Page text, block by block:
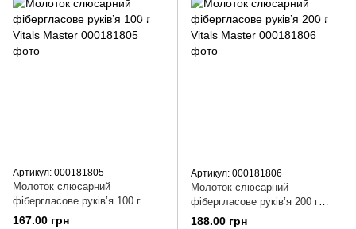
Артикул: 000181805
Молоток слюсарний
фібергласове руків’я 100 г
Vitals Master
167.00 грн
Артикул: 000181806
Молоток слюсарний
фібергласове руків’я 200 г
Vitals Master
188.00 грн